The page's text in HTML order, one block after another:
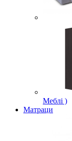
Меблі )
Матраци